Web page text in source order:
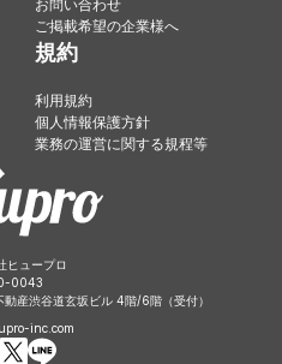
お問い合わせ
ご掲載希望の企業様へ
規約
利用規約
個人情報保護方針
業務の運営に関する規程等
ヒュープロ
0043
産渋谷道玄坂ビル 4階/6階（受付）
inc.com